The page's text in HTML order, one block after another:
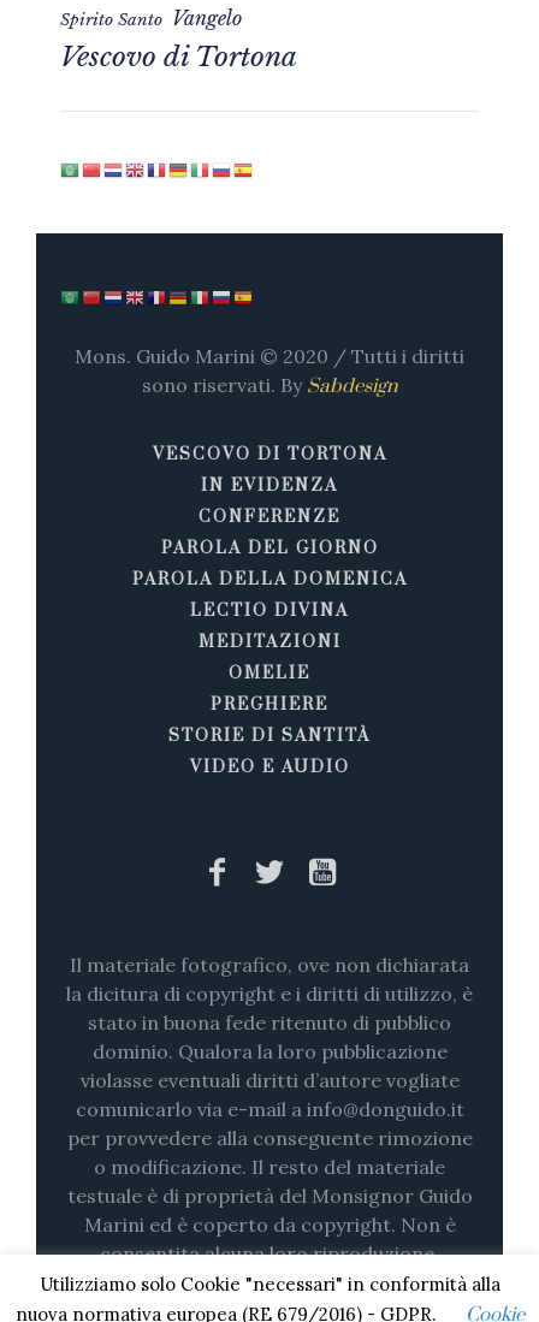
Spirito Santo Vangelo
Vescovo di Tortona
Mons. Guido Marini © 2020 / Tutti i diritti
sono riservati. By Sabdesign
VESCOVO DI TORTONA
IN EVIDENZA
CONFERENZE
PAROLA DEL GIORNO
PAROLA DELLA DOMENICA
LECTIO DIVINA
MEDITAZIONI
OMELIE
PREGHIERE
STORIE DI SANTITÀ
VIDEO E AUDIO
Il materiale fotografico, ove non dichiarata
la dicitura di copyright e i diritti di utilizzo, è
stato in buona fede ritenuto di pubblico
dominio. Qualora la loro pubblicazione
violasse eventuali diritti d’autore vogliate
comunicarlo via e-mail a info@donguido.it
per provvedere alla conseguente rimozione
o modificazione. Il resto del materiale
testuale è di proprietà del Monsignor Guido
Marini ed è coperto da copyright. Non è
consentita alcuna loro riproduzione,
nemmeno parziale (su stampa o in digitale)
senza il consenso esplicito.
Utilizziamo solo Cookie "necessari" in conformità alla
nuova normativa europea (RE 679/2016) - GDPR.
Cookie